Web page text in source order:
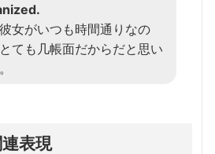
女がいつも時間通りなの
ても几帳面だからだと思い
表現